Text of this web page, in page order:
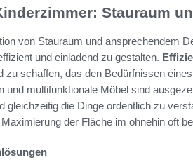
Stauraum
von Stauraum und ansprechendem
und einladend zu gestalten.
zu schaffen, das den Bedürfnissen
und multifunktionale Möbel sind
gleichzeitig die Dinge ordentlich zu
der Fläche im ohnehin oft